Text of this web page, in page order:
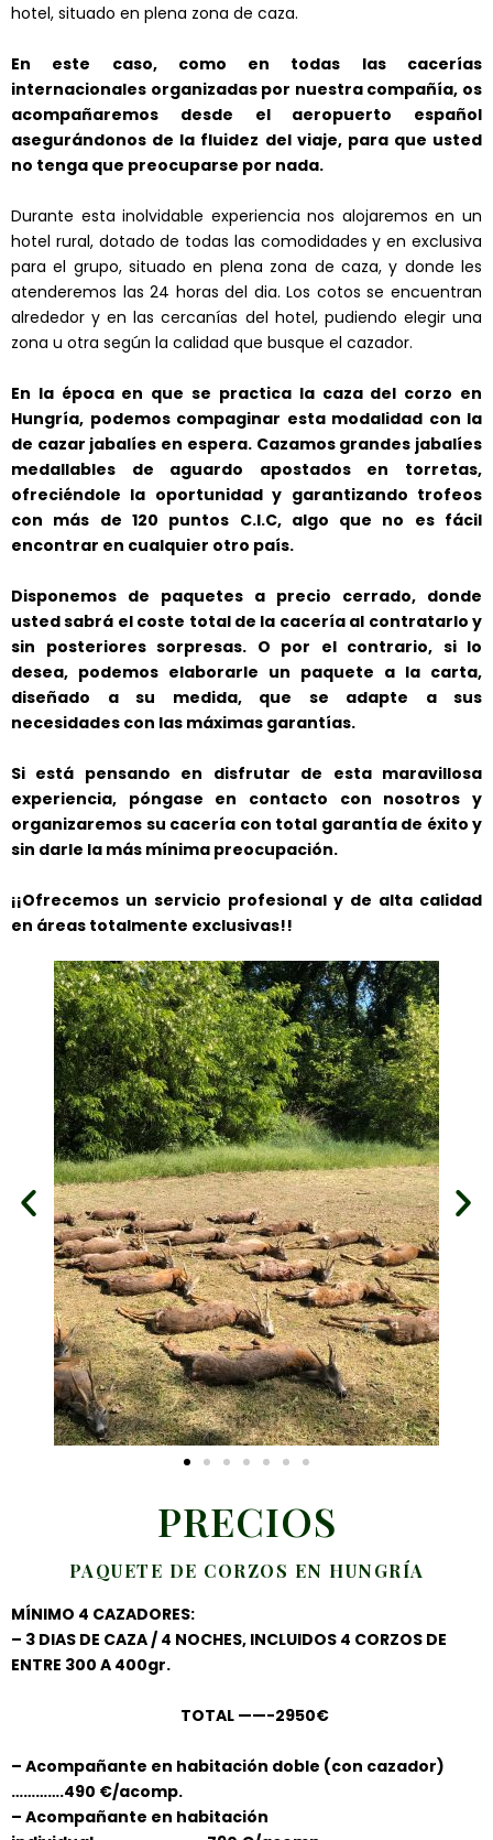
hotel, situado en plena zona de caza.
En este caso, como en todas las cacerías
internacionales organizadas por nuestra compañía, os
acompañaremos desde el aeropuerto español
asegurándonos de la fluidez del viaje, para que usted
no tenga que preocuparse por nada.
Durante esta inolvidable experiencia nos alojaremos en un
hotel rural, dotado de todas las comodidades y en exclusiva
para el grupo, situado en plena zona de caza, y donde les
atenderemos las 24 horas del dia. Los cotos se encuentran
alrededor y en las cercanías del hotel, pudiendo elegir una
zona u otra según la calidad que busque el cazador.
En la época en que se practica la caza del corzo en
Hungría, podemos compaginar esta modalidad con la
de cazar jabalíes en espera. Cazamos grandes jabalíes
medallables de aguardo apostados en torretas,
ofreciéndole la oportunidad y garantizando trofeos
con más de 120 puntos C.I.C, algo que no es fácil
encontrar en cualquier otro país.
Disponemos de paquetes a precio cerrado, donde
usted sabrá el coste total de la cacería al contratarlo y
sin posteriores sorpresas. O por el contrario, si lo
desea, podemos elaborarle un paquete a la carta,
diseñado a su medida, que se adapte a sus
necesidades con las máximas garantías.
Si está pensando en disfrutar de esta maravillosa
experiencia, póngase en contacto con nosotros y
organizaremos su cacería con total garantía de éxito y
sin darle la más mínima preocupación.
¡¡Ofrecemos un servicio profesional y de alta calidad
en áreas totalmente exclusivas!!
PRECIOS
PAQUETE DE CORZOS EN HUNGRÍA
MÍNIMO 4 CAZADORES:
– 3 DIAS DE CAZA / 4 NOCHES, INCLUIDOS 4 CORZOS DE
ENTRE 300 A 400gr.
TOTAL ——-2950€
– Acompañante en habitación doble (con cazador)
………….490 €/acomp.
– Acompañante en habitación